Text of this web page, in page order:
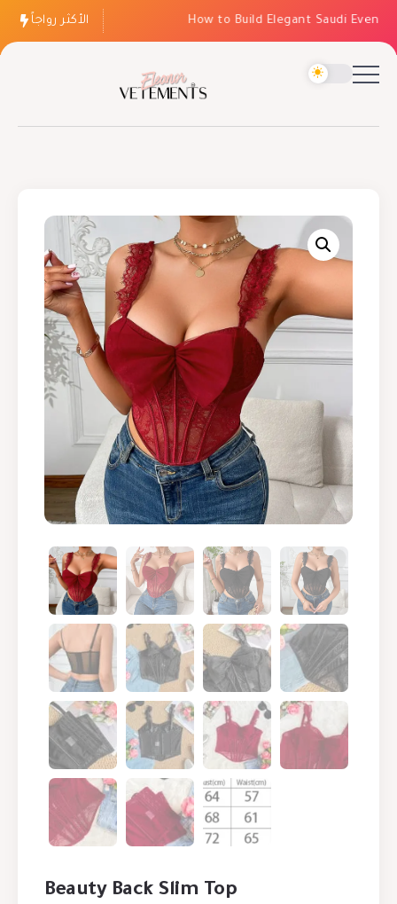
الأكثر رواجاً How to Build Elegant Saudi Evening
Beauty Back Slim Top